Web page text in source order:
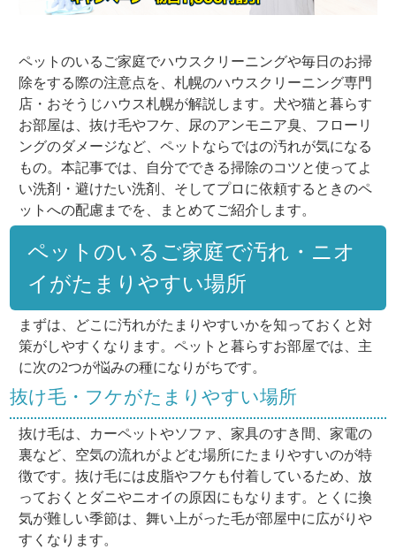
ペットのいるご家庭でハウスクリーニングや毎日のお掃
除をする際の注意点を、札幌のハウスクリーニング専門
店・おそうじハウス札幌が解説します。犬や猫と暮らす
お部屋は、抜け毛やフケ、尿のアンモニア臭、フローリ
ングのダメージなど、ペットならではの汚れが気になる
もの。本記事では、自分でできる掃除のコツと使ってよ
い洗剤・避けたい洗剤、そしてプロに依頼するときのペ
ットへの配慮までを、まとめてご紹介します。
ペットのいるご家庭で汚れ・ニオ
イがたまりやすい場所
まずは、どこに汚れがたまりやすいかを知っておくと対
策がしやすくなります。ペットと暮らすお部屋では、主
に次の2つが悩みの種になりがちです。
抜け毛・フケがたまりやすい場所
抜け毛は、カーペットやソファ、家具のすき間、家電の
裏など、空気の流れがよどむ場所にたまりやすいのが特
徴です。抜け毛には皮脂やフケも付着しているため、放
っておくとダニやニオイの原因にもなります。とくに換
気が難しい季節は、舞い上がった毛が部屋中に広がりや
すくなります。